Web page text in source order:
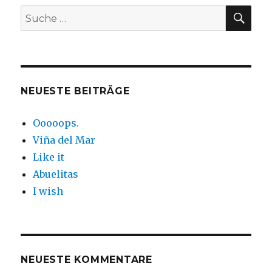
Suche
nach:
NEUESTE BEITRÄGE
Ooooops.
Viña del Mar
Like it
Abuelitas
I wish
NEUESTE KOMMENTARE